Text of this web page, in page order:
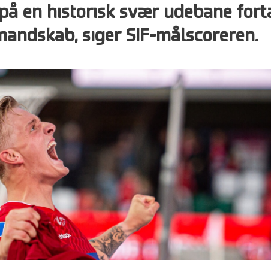
en historisk svær udebane
siger SIF-målscoreren.